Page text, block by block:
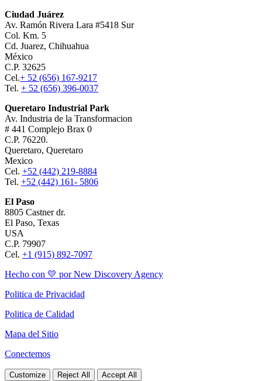
Ciudad Juárez
Av. Ramón Rivera Lara #5418 Sur
Col. Km. 5
Cd. Juarez, Chihuahua
México
C.P. 32625
Cel.+ 52 (656) 167-9217
Tel. + 52 (656) 396-0037
Queretaro Industrial Park
Av. Industria de la Transformacion
# 441 Complejo Brax 0
C.P. 76220.
Queretaro, Queretaro
Mexico
Cel. +52 (442) 219-8884
Tel. +52 (442) 161- 5806
El Paso
8805 Castner dr.
El Paso, Texas
USA
C.P. 79907
Cel. +1 (915) 892-7097
Hecho con 💛 por New Discovery Agency
Politica de Privacidad
Politica de Calidad
Mapa del Sitio
Conectemos
Customize Reject All Accept All